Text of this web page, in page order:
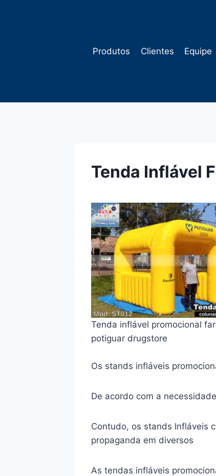
Produtos Clientes Equipe
Tenda Inflável
Tenda inflável promocional
potiguar drugstore
Os stands infláveis
De acordo com a
Contudo, os stands Infláveis
propaganda em diversos
As tendas infláveis